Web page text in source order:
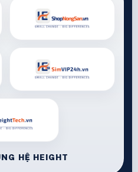
HỆ HEIGHT